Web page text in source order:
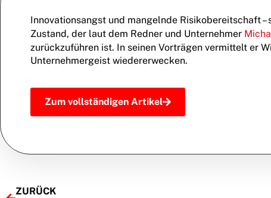
Innovationsangst und mangelnde Risikobereitschaft
Zustand, der laut dem Redner und Unternehmer
zurückzuführen ist. In seinen Vorträgen vermittelt er
Unternehmergeist wiedererwecken.
Zum vollständigen Artikel
ZURÜCK